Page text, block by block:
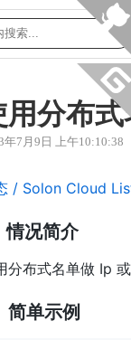
用分布式
年7月9日 上午10:10:38
/ Solon Cloud
情况简介
分布式名单做 Ip
简单示例